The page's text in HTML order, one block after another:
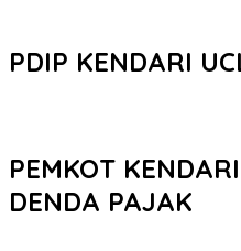
PDIP KENDARI
PEMKOT
DENDA PAJAK